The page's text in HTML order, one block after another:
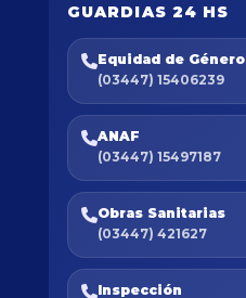
GUARDIAS 24 HS
Equidad de Género
(03447) 15406239
ANAF
(03447) 15497187
Obras Sanitarias
(03447) 421627
Inspección